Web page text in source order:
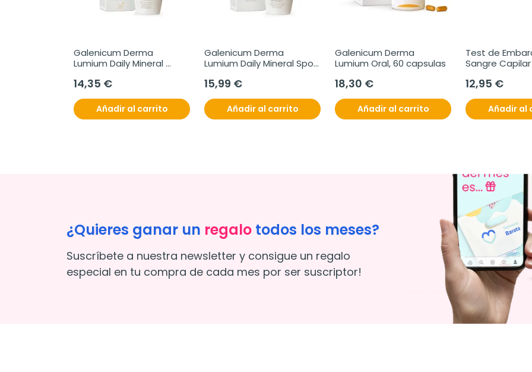
Galenicum Derma
Lumium Daily Mineral
14,35 €
Añadir al carrito
Galenicum Derma
Lumium Daily Mineral Spot
15,99 €
Añadir al carrito
Galenicum Derma
Lumium Oral, 60 capsulas
18,30 €
Añadir al carrito
Test de
Sangre Capilar
12,95 €
Añadir al
¿Quieres ganar un regalo todos los meses?
Suscríbete a nuestra newsletter y consigue un regalo
especial en tu compra de cada mes por ser suscriptor!